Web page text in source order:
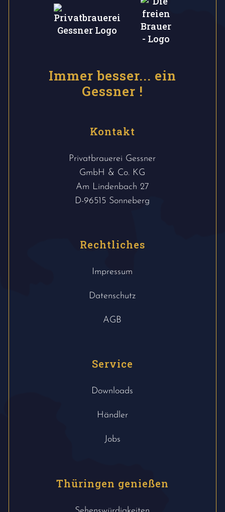
Immer besser... ein
Gessner !
Kontakt
Privatbrauerei Gessner
GmbH & Co. KG
Am Lindenbach 27
D-96515 Sonneberg
Rechtliches
Impressum
Datenschutz
AGB
Service
Downloads
Händler
Jobs
Thüringen genießen